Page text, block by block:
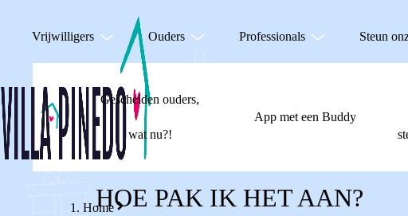
Vrijwilligers Ouders Professionals Steun
Gescheiden ouders,
wat nu?!
App met een Buddy
Home
HOE PAK IK HET AAN?